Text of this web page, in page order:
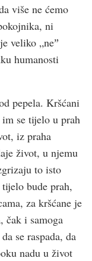
više ne ćemo
ni
veliko „neˮ
humanosti
pepela. Kršćani
se tijelo u prah
iz praha
život, u njemu
to isto
bude prah,
za kršćane je
čak i samoga
se raspada, da
nadu u život